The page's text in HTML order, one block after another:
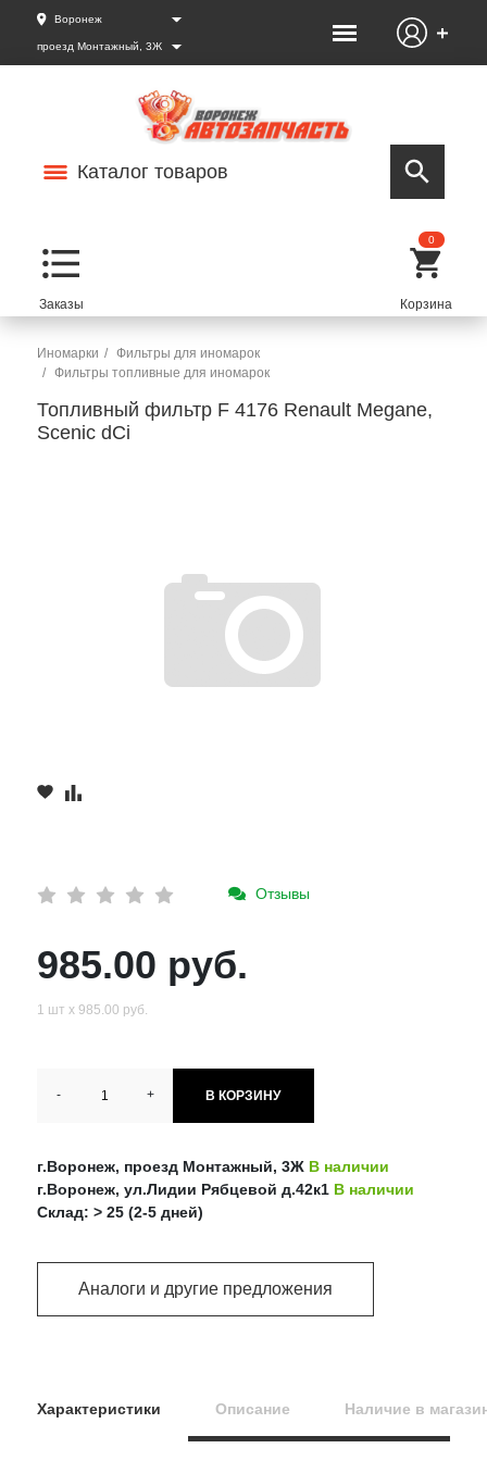
Воронеж
проезд Монтажный, 3Ж
Каталог товаров
0
Иномарки
Фильтры для иномарок
Фильтры топливные для иномарок
Топливный фильтр F 4176 Renault Megane,
Scenic dCi
Отзывы
985.00 руб.
1 шт х 985.00 руб.
- + В КОРЗИНУ
г.Воронеж, проезд Монтажный, 3Ж В наличии
г.Воронеж, ул.Лидии Рябцевой д.42к1 В наличии
Склад: > 25 (2-5 дней)
Аналоги и другие предложения
Характеристики Описание Наличие в